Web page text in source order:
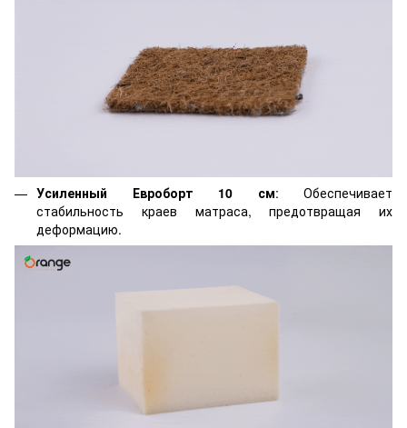
Усиленный Евроборт 10 см: Обеспечивает
стабильность краев матраса, предотвращая их
деформацию.